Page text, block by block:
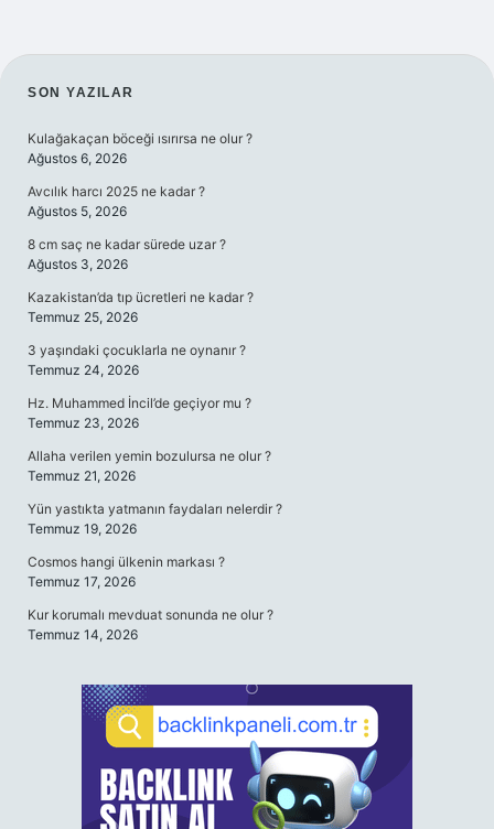
SIDEBAR
SON YAZILAR
Kulağakaçan böceği ısırırsa ne olur ?
Ağustos 6, 2026
Avcılık harcı 2025 ne kadar ?
Ağustos 5, 2026
8 cm saç ne kadar sürede uzar ?
Ağustos 3, 2026
Kazakistan’da tıp ücretleri ne kadar ?
Temmuz 25, 2026
3 yaşındaki çocuklarla ne oynanır ?
Temmuz 24, 2026
Hz. Muhammed İncil’de geçiyor mu ?
Temmuz 23, 2026
Allaha verilen yemin bozulursa ne olur ?
Temmuz 21, 2026
Yün yastıkta yatmanın faydaları nelerdir ?
Temmuz 19, 2026
Cosmos hangi ülkenin markası ?
Temmuz 17, 2026
Kur korumalı mevduat sonunda ne olur ?
Temmuz 14, 2026